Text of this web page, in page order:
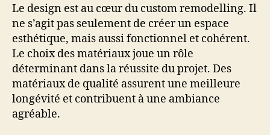
Le design est au cœur du custom remodelling. Il
ne s’agit pas seulement de créer un espace
esthétique, mais aussi fonctionnel et cohérent.
Le choix des matériaux joue un rôle
déterminant dans la réussite du projet. Des
matériaux de qualité assurent une meilleure
longévité et contribuent à une ambiance
agréable.